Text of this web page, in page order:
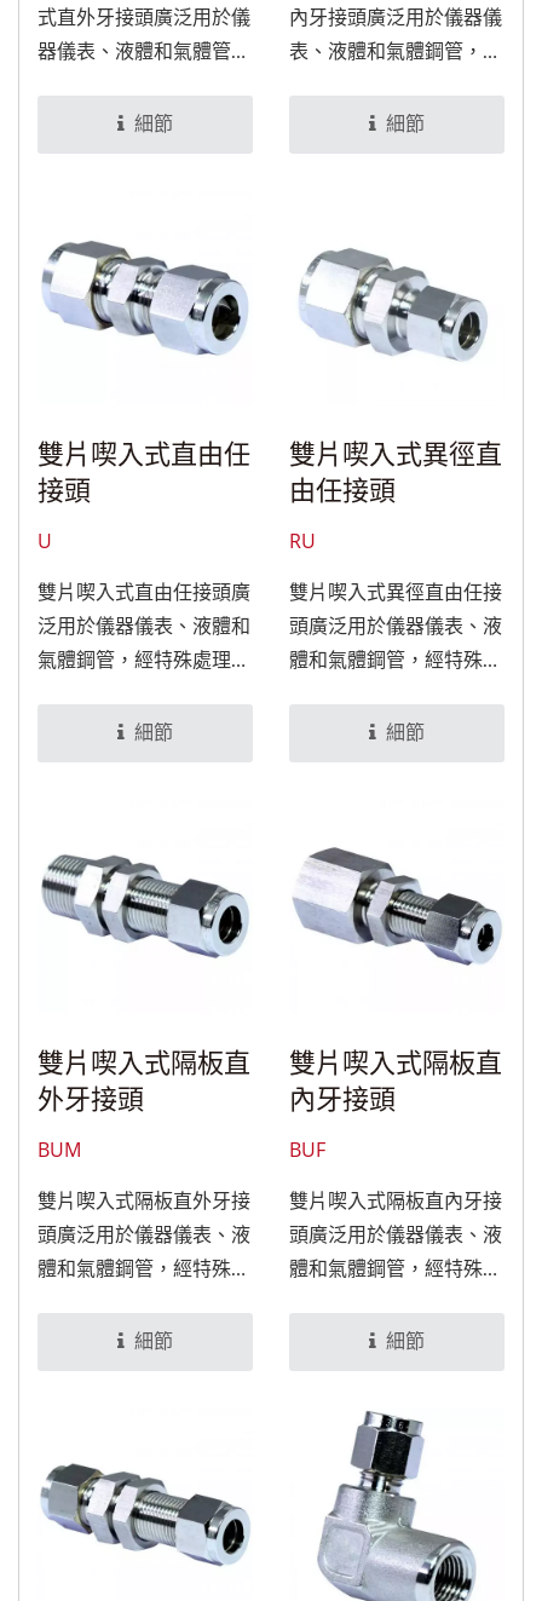
式直外牙接頭廣泛用於儀
器儀表、液體和氣體管
用於食品與醫療設備。
細節
內牙接頭廣泛用於儀器儀
表、液體和氣體鋼管，經
品與醫療設備。
細節
雙片喫入式直由任
接頭
U
雙片喫入式直由任接頭廣
泛用於儀器儀表、液體和
氣體鋼管，經特殊處理
細節
雙片喫入式異徑直
由任接頭
RU
雙片喫入式異徑直由任接
頭廣泛用於儀器儀表、液
體和氣體鋼管，經特殊處
細節
雙片喫入式隔板直
外牙接頭
BUM
雙片喫入式隔板直外牙接
頭廣泛用於儀器儀表、液
體和氣體鋼管，經特殊處
細節
雙片喫入式隔板直
內牙接頭
BUF
雙片喫入式隔板直內牙接
頭廣泛用於儀器儀表、液
體和氣體鋼管，經特殊處
細節